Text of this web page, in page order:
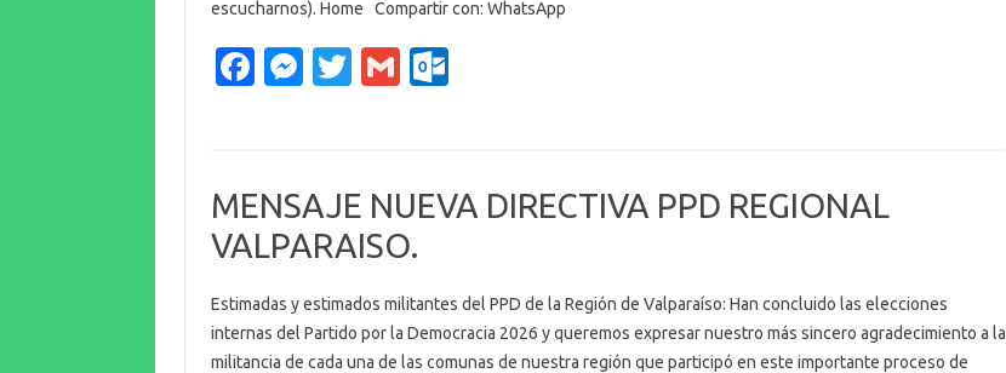
k
o
m
escucharnos). Home Compartir con: WhatsApp
Fa
b
o
o
k
M
n
g
er
T
te
r
G
o
k.
o
m
MENSAJE NUEVA DIRECTIVA PPD REGIONAL
VALPARAISO.
Estimadas y estimados militantes del PPD de la Región de Valparaíso: Han concluido las elecciones
internas del Partido por la Democracia 2026 y queremos expresar nuestro más sincero agradecimiento a la
militancia de cada una de las comunas de nuestra región que participó en este importante proceso de